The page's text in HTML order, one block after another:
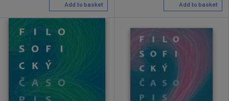
Add to basket Add to basket